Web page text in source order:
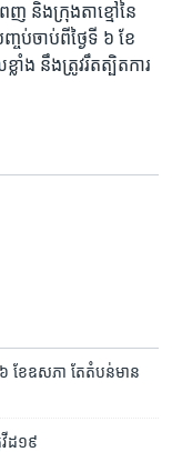
េញ និង​ក្រុង​តា​ខ្មៅ​នៃ​
ប់​ចាប់​ពី​ថ្ងៃ​ទី ​៦ ខែ​
ាំង​ នឹង​ត្រូវ​រឹត​ត្បិត​ការ​
ខែ​ឧសភា តែ​តំបន់​​មាន​
ដ​១៩